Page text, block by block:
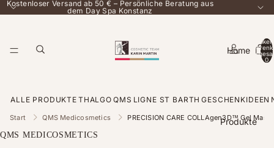
Kostenloser Versand ab 50 € – Persönliche Beratung aus
dem Day Spa Konstanz
Home
Produkte
Artikel
0
ALLE PRODUKTE THALGO QMS LIGNE ST BARTH GESCHENKIDEEN
Start QMS Medicosmetics PRECISION CARE COLLAgen3D™ Gel Mask
QMS MEDICOSMETICS